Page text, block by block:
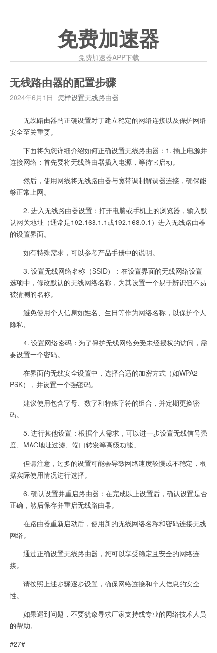
免费加速器
免费加速器APP下载
无线路由器的配置步骤
2024年6月1日 怎样设置无线路由器
无线路由器的正确设置对于建立稳定的网络连接以及保护网络
安全至关重要。
下面将为您详细介绍如何正确设置无线路由器：1. 插上电源并
连接网络：首先要将无线路由器插入电源，等待它启动。
然后，使用网线将无线路由器与宽带调制解调器连接，确保能
够正常上网。
2. 进入无线路由器设置：打开电脑或手机上的浏览器，输入默
认网关地址（通常是192.168.1.1或192.168.0.1）进入无线路由器
的设置界面。
如有特殊需求，可以参考产品手册中的说明。
3. 设置无线网络名称（SSID）：在设置界面的无线网络设置
选项中，修改默认的无线网络名称，为其设置一个易于辨识但不易
被猜测的名称。
避免使用个人信息如姓名、生日等作为网络名称，以保护个人
隐私。
4. 设置网络密码：为了保护无线网络免受未经授权的访问，需
要设置一个密码。
在界面的无线安全设置中，选择合适的加密方式（如WPA2-
PSK），并设置一个强密码。
建议使用包含字母、数字和特殊字符的组合，并定期更换密
码。
5. 进行其他设置：根据个人需求，可以进一步设置无线信号强
度、MAC地址过滤、端口转发等高级功能。
但请注意，过多的设置可能会导致网络速度较慢或不稳定，根
据实际使用情况进行选择。
6. 确认设置并重启路由器：在完成以上设置后，确认设置是否
正确，然后保存并重启无线路由器。
在路由器重新启动后，使用新的无线网络名称和密码连接无线
网络。
通过正确设置无线路由器，您可以享受稳定且安全的网络连
接。
请按照上述步骤逐步设置，确保网络连接和个人信息的安全
性。
如果遇到问题，不要犹豫寻求厂家支持或专业的网络技术人员
的帮助。
#27#